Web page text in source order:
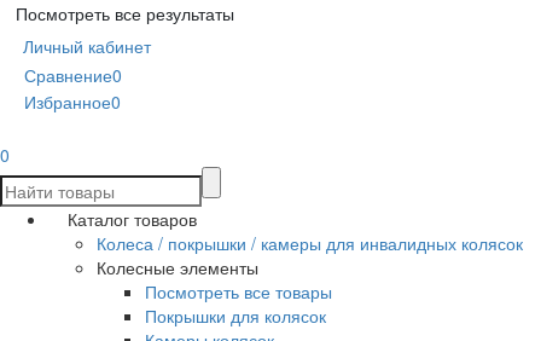
Посмотреть все результаты
Личный кабинет
Сравнение0
Избранное0
0
Каталог товаров
Колеса / покрышки / камеры для инвалидных колясок
Колесные элементы
Посмотреть все товары
Покрышки для колясок